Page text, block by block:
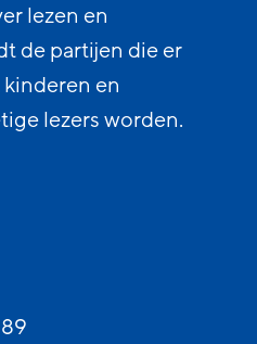
lezen en
de partijen die er
en
lezers worden.